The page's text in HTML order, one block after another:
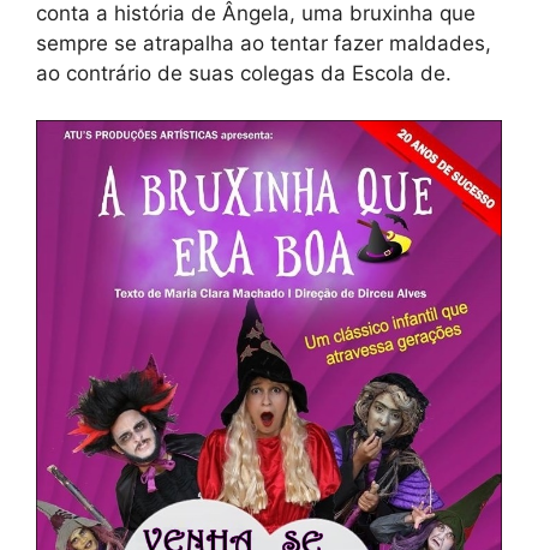
conta a história de Ângela, uma bruxinha que
sempre se atrapalha ao tentar fazer maldades,
ao contrário de suas colegas da Escola de.